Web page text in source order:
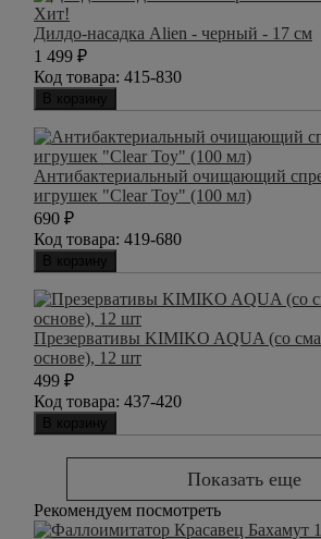
Хит!
Дилдо-насадка Alien - черный - 17 см
1 499 ₽
Код товара: 415-830
В корзину
Антибактериальный очищающий
игрушек "Clear Toy" (100 мл)
690 ₽
Код товара: 419-680
В корзину
Презервативы KIMIKO AQUA (со
основе), 12 шт
499 ₽
Код товара: 437-420
В корзину
Показать еще
Рекомендуем посмотреть